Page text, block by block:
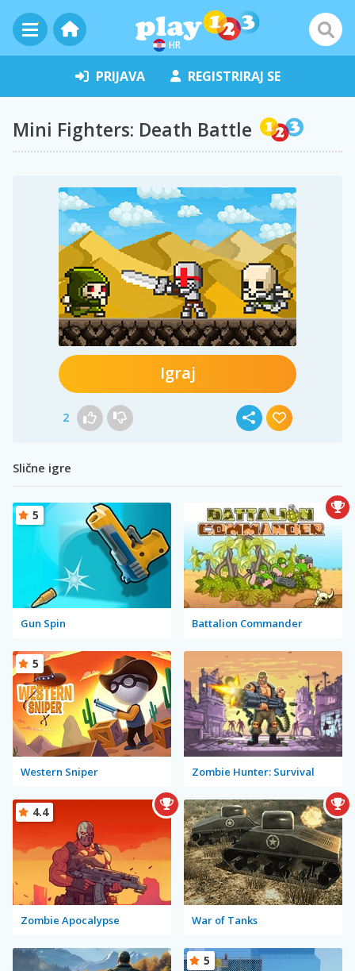
HR
PRIJAVA REGISTRIRAJ SE
Mini Fighters: Death Battle
Igraj
2
Slične igre
Gun Spin
5
Battalion Commander
Western Sniper
5
Zombie Hunter: Survival
Zombie Apocalypse
4.4
War of Tanks
5